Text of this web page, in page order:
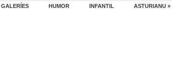
GALERÍES HUMOR INFANTIL ASTURIANU »